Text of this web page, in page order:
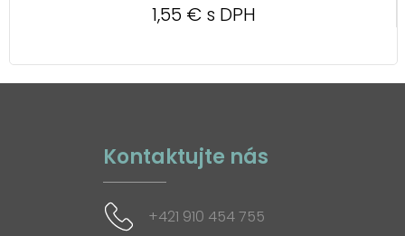
1,55 € s DPH
Kontaktujte nás
+421 910 454 755